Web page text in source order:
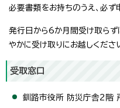
必要書類をお持ちのうえ、必ず
発行日から6か月間受け取らず
やかに受け取りにお越しくださ
受取窓口
釧路市役所 防災庁舎2階